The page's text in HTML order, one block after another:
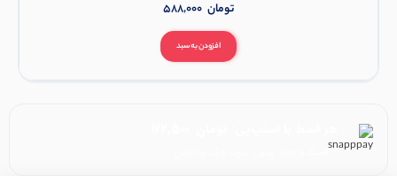
افزودن به سبد
588,000 تومان
۴ قسط ماهانه. بدون سود، چک و ضامن.